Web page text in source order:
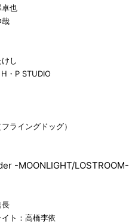
卓也
哉
し
・P STUDIO
ライングドッグ）
-MOONLIGHT/LOSTROOM-
長
ト：高橋李依